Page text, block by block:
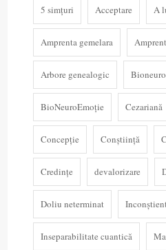
5 simțuri Acceptare A
Amprenta gemelara
Arbore genealogic
BioNeuroEmoție Cezariană
Concepție Conștiință
Credințe devalorizare
Doliu neterminat Inconștient
Inseparabilitate cuantică